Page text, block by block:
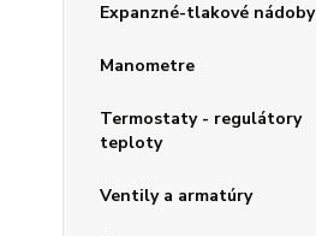
Expanzné-tlakové nádoby
Manometre
Termostaty - regulátory
teploty
Ventily a armatúry